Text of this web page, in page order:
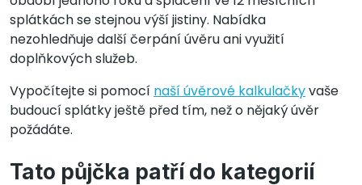
splátkách se stejnou výší jistiny. Nabídka
nezohledňuje další čerpání úvěru ani využití
doplňkových služeb.
Vypočítejte si pomocí naší úvěrové kalkulačkyvaše
budoucí splátky ještě před tím, než o nějaký úvěr
požádáte.
Tato půjčka patří do kategorií